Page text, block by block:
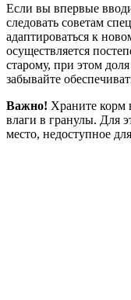
Если вы впервые
следовать советам
адаптироваться к
осуществляется
старому, при этом
забывайте
Важно! Храните корм
влаги в гранулы. Для
место, недоступное